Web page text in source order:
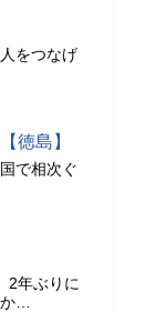
をつなげ
徳島】
で相次ぐ
2年ぶりに
…